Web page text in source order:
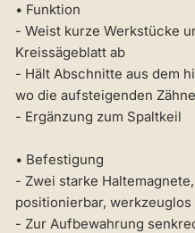
• Funktion
- Weist kurze Werkstücke
Kreissägeblatt ab
- Hält Abschnitte aus dem
wo die aufsteigenden
- Ergänzung zum Spaltkeil
• Befestigung
- Zwei starke
positionierbar, werkzeuglos
- Zur Aufbewahrung